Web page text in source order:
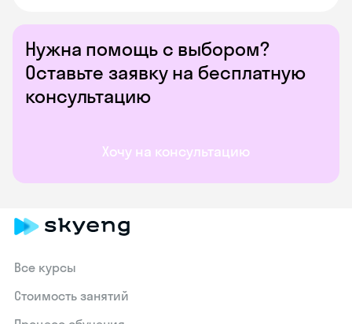
Нужна помощь с выбором?
Оставьте заявку на бесплатную
консультацию
Хочу на консультацию
Все курсы
Стоимость занятий